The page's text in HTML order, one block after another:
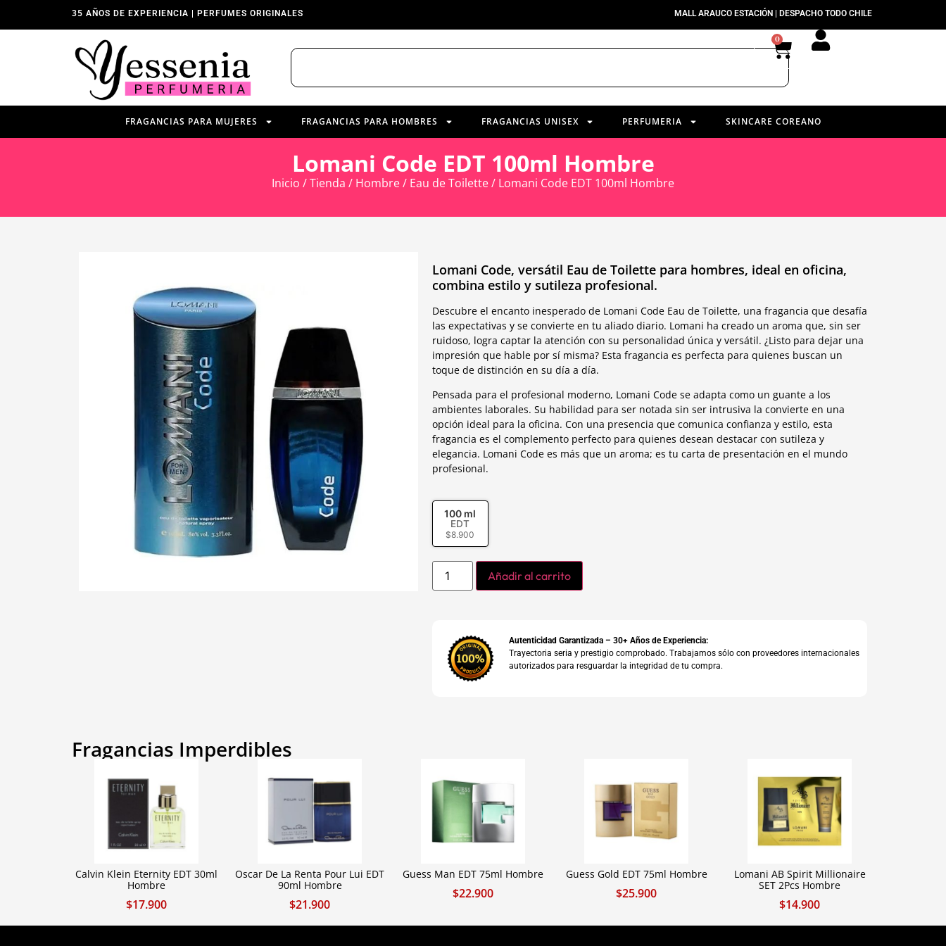
35 AÑOS DE EXPERIENCIA | PERFUMES ORIGINALES MALL ARAUCO ESTACIÓN | DESPACHO TODO CHILE
0
FRAGANCIAS PARA MUJERES FRAGANCIAS PARA HOMBRES FRAGANCIAS UNISEX PERFUMERIA SKINCARE COREANO
Lomani Code EDT 100ml Hombre
Inicio /Tienda / Hombre/ Eau de Toilette/ Lomani Code EDT 100ml Hombre
Lomani Code, versátil Eau de Toilette para hombres, ideal en oficina,
combina estilo y sutileza profesional.
Descubre el encanto inesperado de Lomani Code Eau de Toilette, una fragancia que desafía
las expectativas y se convierte en tu aliado diario. Lomani ha creado un aroma que, sin ser
ruidoso, logra captar la atención con su personalidad única y versátil. ¿Listo para dejar una
impresión que hable por sí misma? Esta fragancia es perfecta para quienes buscan un
toque de distinción en su día a día.
Pensada para el profesional moderno, Lomani Code se adapta como un guante a los
ambientes laborales. Su habilidad para ser notada sin ser intrusiva la convierte en una
opción ideal para la oficina. Con una presencia que comunica confianza y estilo, esta
fragancia es el complemento perfecto para quienes desean destacar con sutileza y
elegancia. Lomani Code es más que un aroma; es tu carta de presentación en el mundo
profesional.
100 ml
EDT
$8.900
Añadir al carrito
Autenticidad Garantizada – 30+ Años de Experiencia:
Trayectoria seria y prestigio comprobado. Trabajamos sólo con proveedores internacionales
autorizados para resguardar la integridad de tu compra.
Fragancias Imperdibles
Calvin Klein Eternity EDT 30ml
Hombre
$17.900
Oscar De La Renta Pour Lui EDT
90ml Hombre
$21.900
Guess Man EDT 75ml Hombre
$22.900
Guess Gold EDT 75ml Hombre
$25.900
Lomani AB Spirit Millionaire
SET 2Pcs Hombre
$14.900